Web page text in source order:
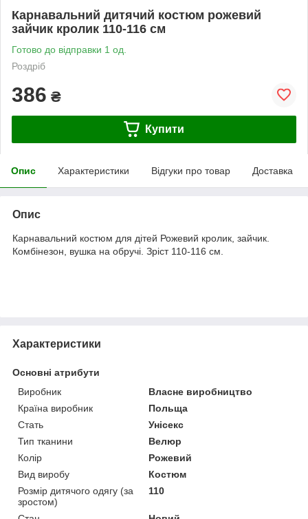
Карнавальний дитячий костюм рожевий
зайчик кролик 110-116 см
Готово до відправки 1 од.
Роздріб
386 ₴
Купити
Опис Характеристики Відгуки про товар Доставка
Опис
Карнавальний костюм для дітей Рожевий кролик, зайчик.
Комбінезон, вушка на обручі. Зріст 110-116 см.
Характеристики
Основні атрибути
Виробник
Власне виробництво
Країна виробник
Польща
Стать
Унісекс
Тип тканини
Велюр
Колір
Рожевий
Вид виробу
Костюм
Розмір дитячого одягу (за
зростом)
110